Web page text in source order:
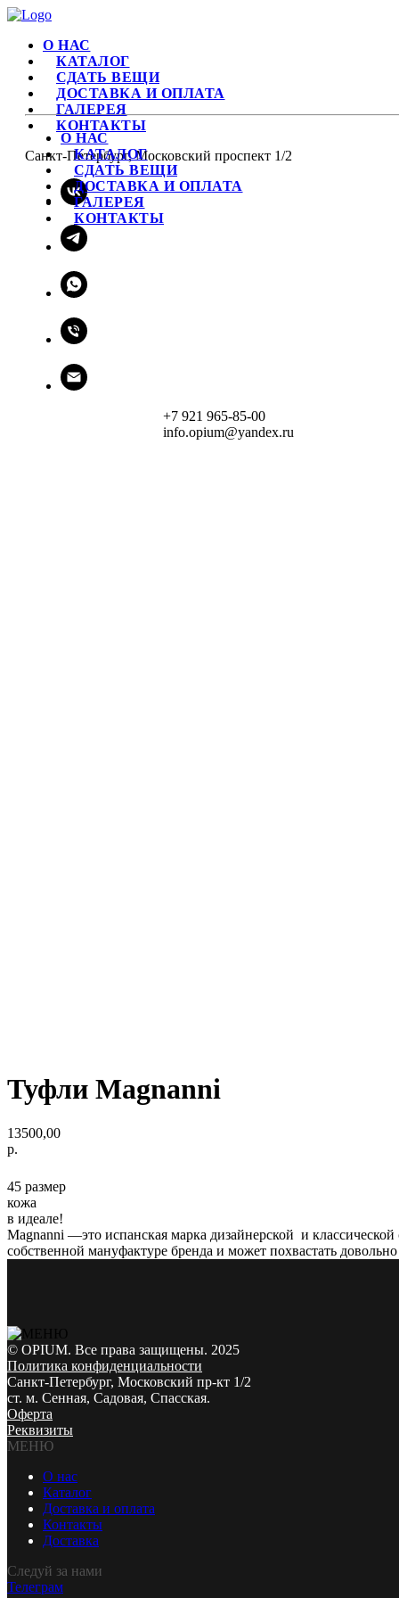
О НАС
КАТАЛОГ
СДАТЬ ВЕЩИ
ДОСТАВКА И ОПЛАТА
ГАЛЕРЕЯ
КОНТАКТЫ
Санкт-Петербург, Московский проспект 1/2
+7 921 965-85-00
info.opium@yandex.ru
О НАС
КАТАЛОГ
СДАТЬ ВЕЩИ
ДОСТАВКА И ОПЛАТА
ГАЛЕРЕЯ
КОНТАКТЫ
Туфли Magnanni
13500,00
р.
45 размер
кожа
в идеале!
Magnanni —это испанская марка дизайнерской и
собственной мануфактуре бренда и может похвастать
© OPIUM. Все права защищены. 2025
Политика конфиденциальности
Санкт-Петербург, Московский пр-кт 1/2
ст. м. Сенная, Садовая, Спасская.
Оферта
Реквизиты
МЕНЮ
О нас
Каталог
Доставка и оплата
Контакты
Доставка
Следуй за нами
Телеграм